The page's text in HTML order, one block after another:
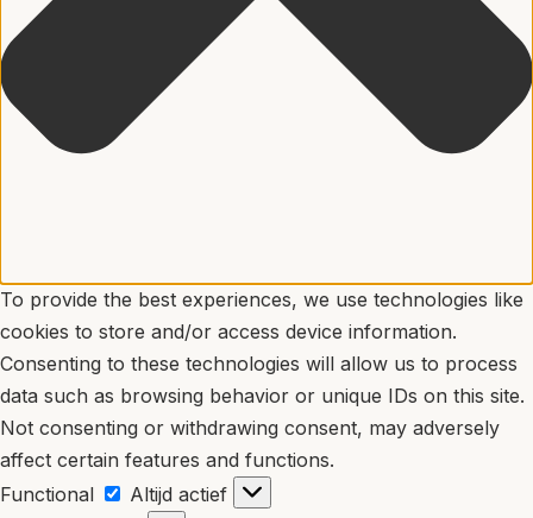
To provide the best experiences, we use technologies like
cookies to store and/or access device information.
Consenting to these technologies will allow us to process
data such as browsing behavior or unique IDs on this site.
Not consenting or withdrawing consent, may adversely
affect certain features and functions.
Functional
F
Altijd actief